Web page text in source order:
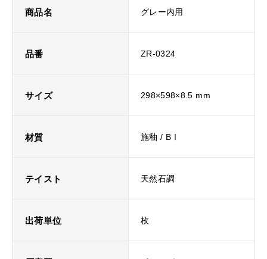
商品名 グレー内用
品番 ZR-0324
サイズ 298×598×8.5 mm
材質 施釉 / BⅠ
テイスト 天然石調
出荷単位 枚